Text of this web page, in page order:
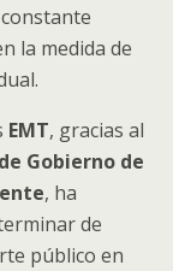
la medida de
EMT, gracias al
Gobierno de
, ha
de
público en